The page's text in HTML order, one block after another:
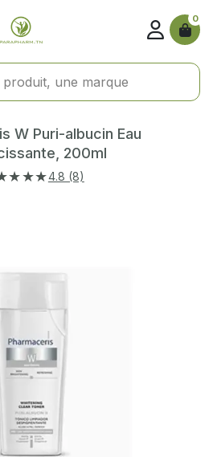
0
W Puri-albucin Eau
200ml
4.8 (8)